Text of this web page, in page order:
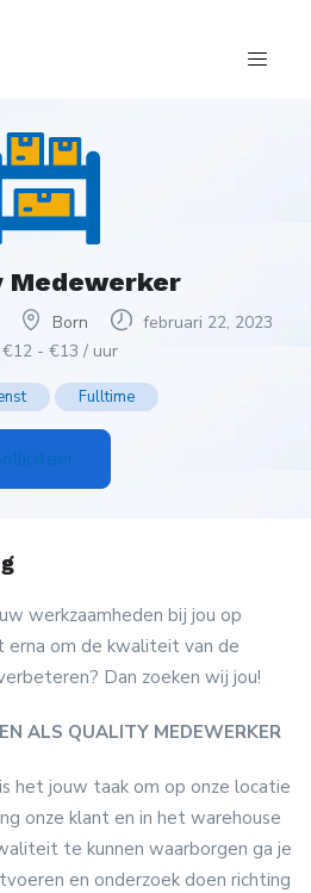
Medewerker
Born
februari 22, 2023
€12 - €13 / uur
Fulltime
werkzaamheden bij jou op
erna om de kwaliteit van de
Dan zoeken wij jou!
ALS QUALITY MEDEWERKER
het jouw taak om op onze locatie
onze klant en in het warehouse
te kunnen waarborgen ga je
en onderzoek doen richting